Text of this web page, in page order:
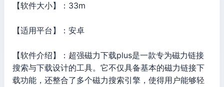
【软件大小】：33m
【适用平台】：安卓
【软件介绍】：超强磁力下载plus是一款专为磁力链接
搜索与下载设计的工具。它不仅具备基本的磁力链接下
载功能，还整合了多个磁力搜索引擎，使得用户能够轻